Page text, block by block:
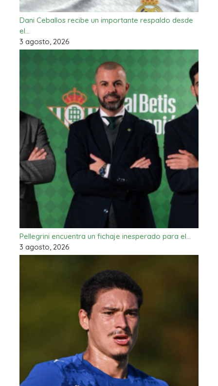
Dani Ceballos recibe un importante respaldo desde
el…
3 agosto, 2026
Pellegrini encuentra un fichaje inesperado para el…
3 agosto, 2026